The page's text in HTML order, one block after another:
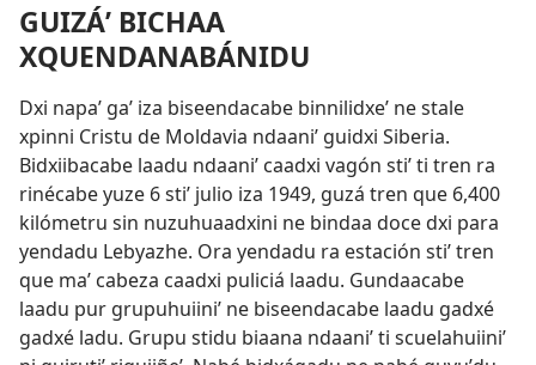
GUIZÁʼ BICHAA
XQUENDANABÁNIDU
Dxi napaʼ gaʼ iza biseendacabe binnilidxeʼ ne stale
xpinni Cristu de Moldavia ndaaniʼ guidxi Siberia.
Bidxiibacabe laadu ndaaniʼ caadxi vagón stiʼ ti tren ra
rinécabe yuze 6 stiʼ julio iza 1949, guzá tren que 6,400
kilómetru sin nuzuhuaadxini ne bindaa doce dxi para
yendadu Lebyazhe. Ora yendadu ra estación stiʼ tren
que maʼ cabeza caadxi puliciá laadu. Gundaacabe
laadu pur grupuhuiiniʼ ne biseendacabe laadu gadxé
gadxé ladu. Grupu stidu biaana ndaaniʼ ti scuelahuiiniʼ